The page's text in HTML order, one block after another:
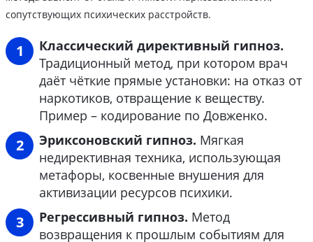
сопутствующих психических расстройств.
Классический директивный гипноз.
Традиционный метод, при котором врач
даёт чёткие прямые установки: на отказ от
наркотиков, отвращение к веществу.
Пример – кодирование по Довженко.
Эриксоновский гипноз. Мягкая
недирективная техника, использующая
метафоры, косвенные внушения для
активизации ресурсов психики.
Регрессивный гипноз. Метод
возвращения к прошлым событиям для